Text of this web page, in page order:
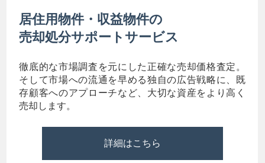
居住用物件・収益物件の
売却処分サポートサービス
徹底的な市場調査を元にした正確な売却価格査定。
そして市場への流通を早める独自の広告戦略に、既
存顧客へのアプローチなど、大切な資産をより高く
売却します。
詳細はこちら